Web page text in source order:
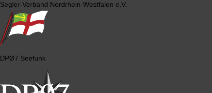
Segler-Verband Nordrhein-Westfalen e.V.
DPØ7 Seefunk